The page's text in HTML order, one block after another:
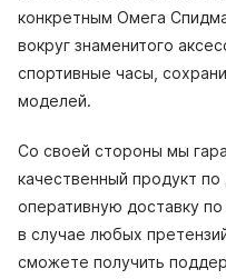
конкретным Омега
вокруг знаменитого
спортивные часы,
моделей.
Со своей стороны мы
качественный продукт
оперативную доставку
в случае любых
сможете получить